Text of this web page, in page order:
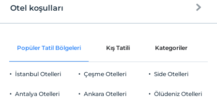
Ortak alanlar ve tüm odalar
Otel koşulları
Check/in
Check/out
En geç saat 15:00 ve öncesi
Evcil Hayvan
Popüler Tatil Bölgeleri Kış Tatili Kategoriler
İstanbul Otelleri
Antalya Otelleri
Çeşme Otelleri
Ankara Otelleri
Side Otelleri
Ölüdeniz Otelleri